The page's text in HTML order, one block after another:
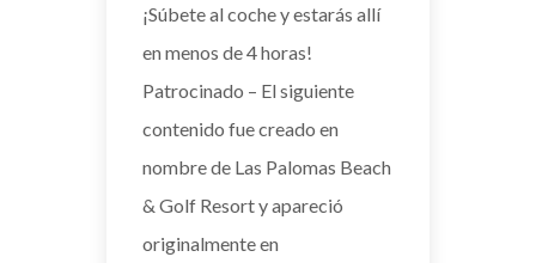
¡Súbete al coche y estarás allí
en menos de 4 horas!
Patrocinado – El siguiente
contenido fue creado en
nombre de Las Palomas Beach
& Golf Resort y apareció
originalmente en